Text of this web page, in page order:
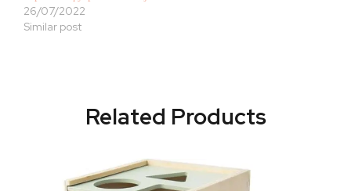
26/07/2022
Similar post
Related Products